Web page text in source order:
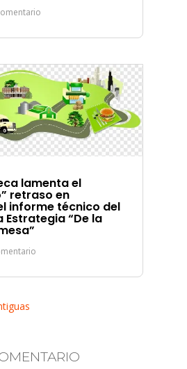
lamenta el
retraso en
informe técnico del
Estrategia “De la